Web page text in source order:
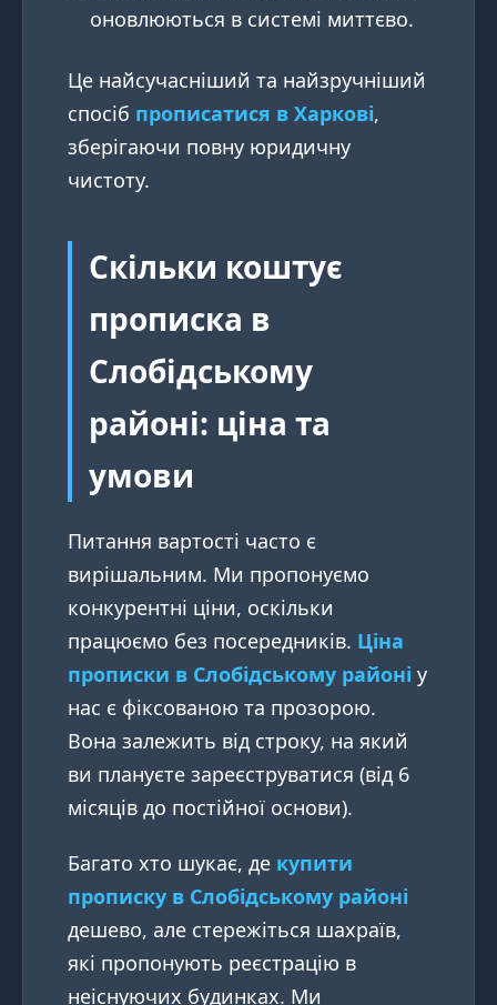
оновлюються в системі миттєво.
Це найсучасніший та найзручніший
спосіб прописатися в Харкові,
зберігаючи повну юридичну
чистоту.
Скільки коштує
прописка в
Слобідському
районі: ціна та
умови
Питання вартості часто є
вирішальним. Ми пропонуємо
конкурентні ціни, оскільки
працюємо без посередників. Ціна
прописки в Слобідському районі у
нас є фіксованою та прозорою.
Вона залежить від строку, на який
ви плануєте зареєструватися (від 6
місяців до постійної основи).
Багато хто шукає, де купити
прописку в Слобідському районі
дешево, але стережіться шахраїв,
які пропонують реєстрацію в
неіснуючих будинках. Ми